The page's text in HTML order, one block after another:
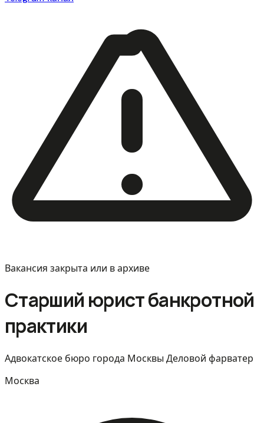
Вакансия закрыта или в архиве
Старший юрист банкротной
практики
Адвокатское бюро города Москвы Деловой фарватер
Москва